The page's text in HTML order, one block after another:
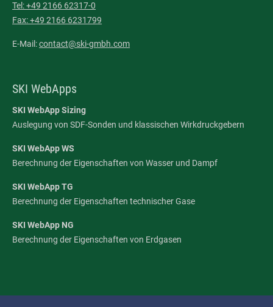
Tel: +49 2166 62317-0
Fax: +49 2166 6231799
E-Mail:contact@ski-gmbh.com
SKI WebApps
SKI WebApp Sizing
Auslegung von SDF-Sonden und klassischen Wirkdruckgebern
SKI WebApp WS
Berechnung der Eigenschaften von Wasser und Dampf
SKI WebApp TG
Berechnung der Eigenschaften technischer Gase
SKI WebApp NG
Berechnung der Eigenschaften von Erdgasen